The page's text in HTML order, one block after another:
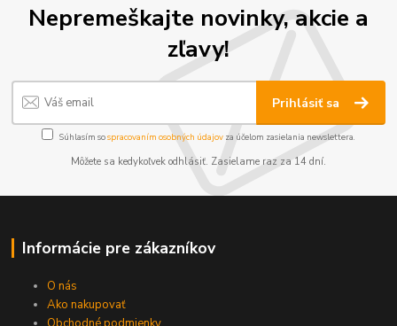
Nepremeškajte novinky, akcie a
zľavy!
Prihlásiť sa
Súhlasím sospracovaním osobných údajov za účelom zasielania newslettera.
Môžete sa kedykoľvek odhlásiť. Zasielame raz za 14 dní.
Informácie pre zákazníkov
O nás
Ako nakupovať